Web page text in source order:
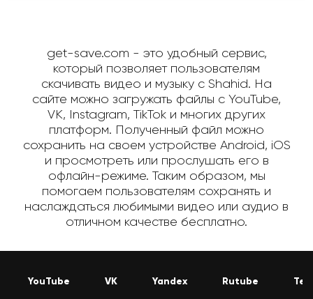
get-save.com - это удобный сервис,
который позволяет пользователям
скачивать видео и музыку с Shahid. На
сайте можно загружать файлы с YouTube,
VK, Instagram, TikTok и многих других
платформ. Полученный файл можно
сохранить на своем устройстве Android, iOS
и просмотреть или прослушать его в
офлайн-режиме. Таким образом, мы
помогаем пользователям сохранять и
наслаждаться любимыми видео или аудио в
отличном качестве бесплатно.
YouTube VK Yandex Rutube